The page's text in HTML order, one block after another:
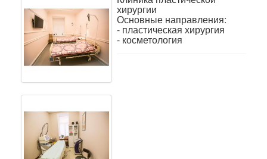
хирургии
Основные направления:
- пластическая хирургия
- косметология